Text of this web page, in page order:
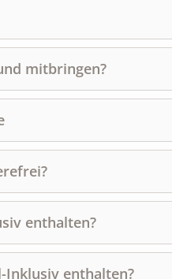
mitbringen?
enthalten?
Inklusiv enthalten?